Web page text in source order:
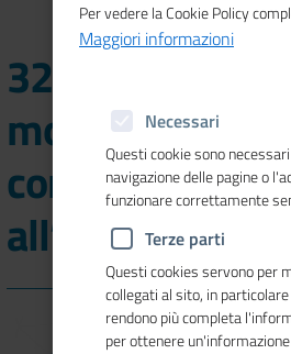
32ma Convention
mondiale delle
commercio
all’estero
Per vedere la Cookie Policy
Maggiori informazioni
Necessari
Questi cookie sono
navigazione delle pagine o
funzionare correttamente
Terze parti
Questi cookies servono per
collegati al sito, in
rendono più completa
per ottenere